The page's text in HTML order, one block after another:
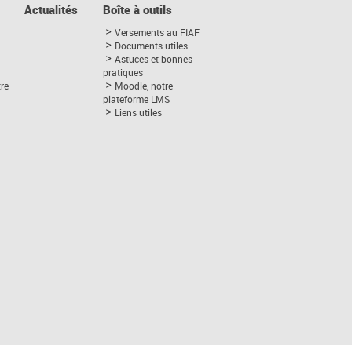
Actualités Boîte à outils
Versements au FIAF
Documents utiles
Astuces et bonnes
pratiques
Moodle, notre
plateforme LMS
Liens utiles